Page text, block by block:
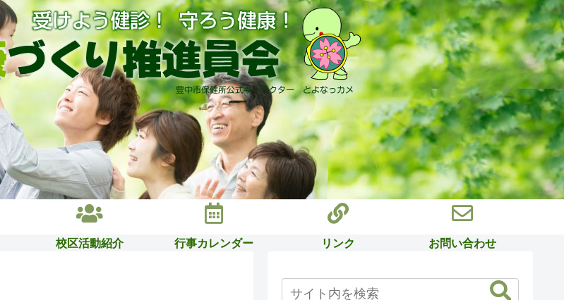
校区活動紹介 行事カレンダー リンク お問い合わせ